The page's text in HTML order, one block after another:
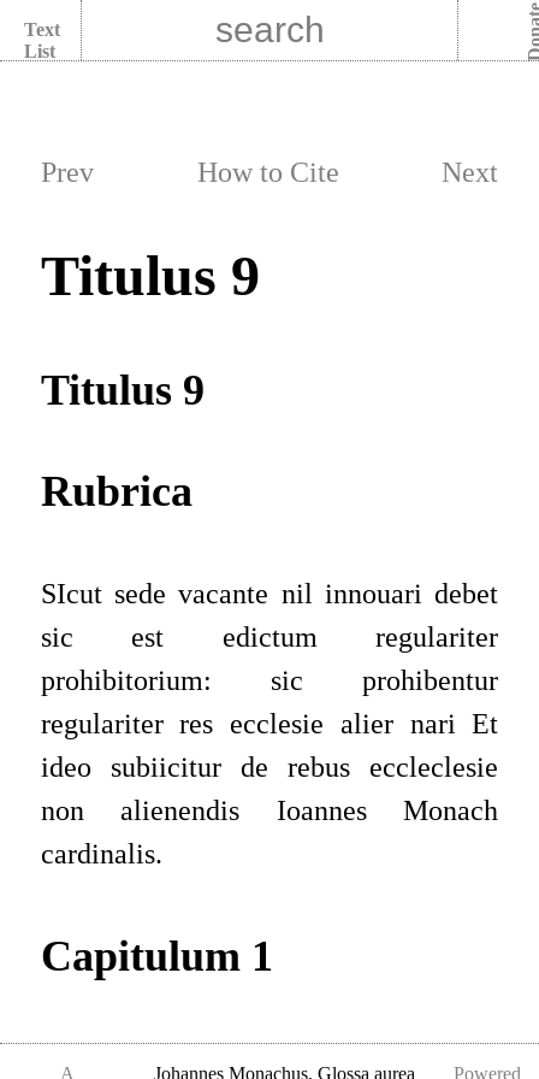
Text
List
Prev How to Cite Next
Titulus 9
Titulus 9
Rubrica
SIcut sede vacante nil innouari debet
sic est edictum regulariter
prohibitorium: sic prohibentur
regulariter res ecclesie alier nari Et
ideo subiicitur de rebus eccleclesie
non alienendis Ioannes Monach
cardinalis.
Capitulum 1
A Johannes Monachus,Glossa aurea Powered